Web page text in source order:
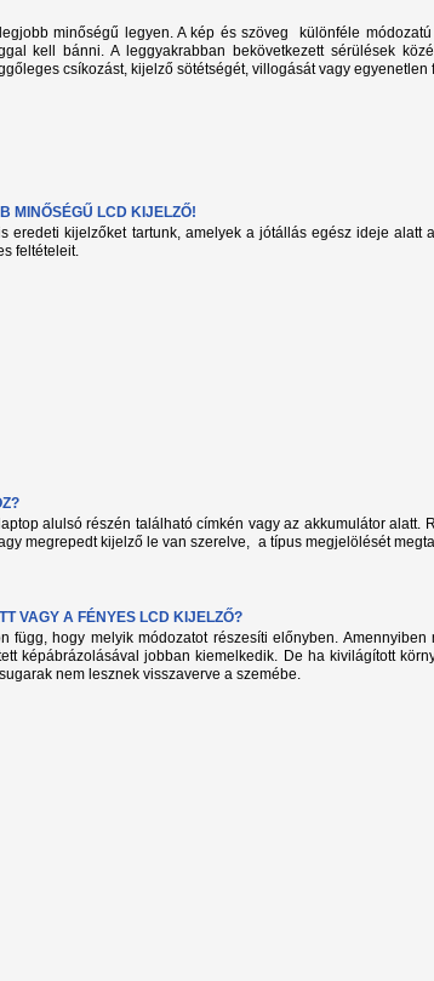
minőségű legyen. A kép és szöveg különféle
kell bánni. A leggyakrabban bekövetkezett sérülések
csíkozást, kijelző sötétségét, villogását vagy egyenetlen
MINŐSÉGŰ LCD KIJELZŐ!
eredeti kijelzőket tartunk, amelyek a jótállás egész ideje
feltételeit.
alulsó részén található címkén vagy az akkumulátor alatt.
megrepedt kijelző le van szerelve, a típus megjelölését
VAGY A FÉNYES LCD KIJELZŐ?
függ, hogy melyik módozatot részesíti előnyben.
képábrázolásával jobban kiemelkedik. De ha kivilágított
nem lesznek visszaverve a szemébe.